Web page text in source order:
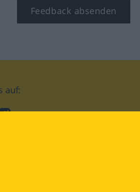
Feedback absenden
auf:
Instagram